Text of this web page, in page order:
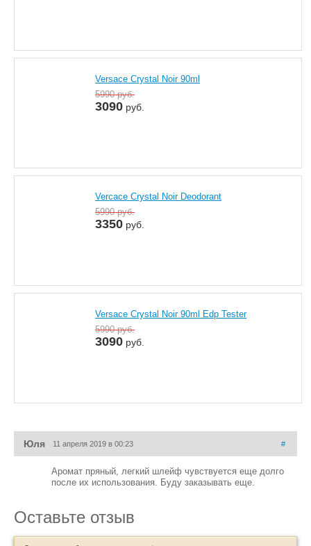
Versace Crystal Noir 90ml
5990руб.
3090 руб.
Vercace Crystal Noir Deodorant
5990руб.
3350 руб.
Versace Crystal Noir 90ml Edp Tester
5990руб.
3090 руб.
Юля 11 апреля 2019 в 00:23 #
Аромат пряный, легкий шлейф чувствуется еще долго
после их использования. Буду заказывать еще.
Оставьте отзыв